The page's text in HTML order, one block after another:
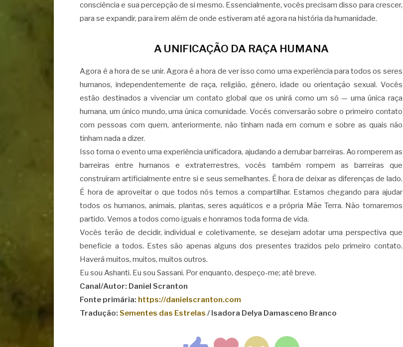
consciência e sua percepção de si mesmo. Essencialmente, vocês precisam disso para crescer,
para se expandir, para irem além de onde estiveram até agora na história da humanidade.
A UNIFICAÇÃO DA RAÇA HUMANA
Agora é a hora de se unir. Agora é a hora de ver isso como uma experiência para todos os seres
humanos, independentemente de raça, religião, gênero, idade ou orientação sexual. Vocês
estão destinados a vivenciar um contato global que os unirá como um só — uma única raça
humana, um único mundo, uma única comunidade. Vocês conversarão sobre o primeiro contato
com pessoas com quem, anteriormente, não tinham nada em comum e sobre as quais não
tinham nada a dizer.
Isso torna o evento uma experiência unificadora, ajudando a derrubar barreiras. Ao romperem as
barreiras entre humanos e extraterrestres, vocês também rompem as barreiras que
construíram artificialmente entre si e seus semelhantes. É hora de deixar as diferenças de lado.
É hora de aproveitar o que todos nós temos a compartilhar. Estamos chegando para ajudar
todos os humanos, animais, plantas, seres aquáticos e a própria Mãe Terra. Não tomaremos
partido. Vemos a todos como iguais e honramos toda forma de vida.
Vocês terão de decidir, individual e coletivamente, se desejam adotar uma perspectiva que
beneficie a todos. Estes são apenas alguns dos presentes trazidos pelo primeiro contato.
Haverá muitos, muitos, muitos outros.
Eu sou Ashanti. Eu sou Sassani. Por enquanto, despeço-me; até breve.
Canal/Autor: Daniel Scranton
Fonte primária: https://danielscranton.com
Tradução:Sementes das Estrelas / Isadora Delya Damasceno Branco